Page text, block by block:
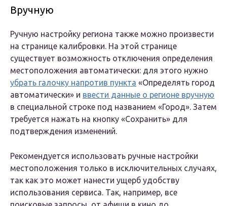
Вручную
Ручную настройку региона также можно произвести
на странице калибровки. На этой странице
существует возможность отключения определения
местоположения автоматически: для этого нужно
убрать галочку напротив пункта «Определять город
автоматически» и ввести данные о регионе вручную
в специальной строке под названием «Город». Затем
требуется нажать на кнопку «Сохранить» для
подтверждения изменений.
Рекомендуется использовать ручные настройки
местоположения только в исключительных случаях,
так как это может нанести ущерб удобству
использования сервиса. Так, например, все